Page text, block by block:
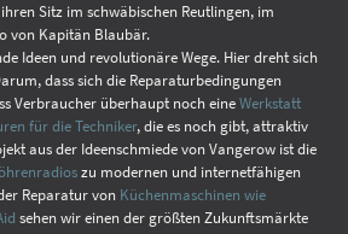
Sitz im schwäbischen Reutlingen, im
von Kapitän Blaubär.
Ideen und revolutionäre Wege. Hier dreht sich
dass sich die Reparaturbedingungen
Verbraucher überhaupt noch eineWerkstatt
für die Techniker, die es noch gibt, attraktiv
aus der Ideenschmiede von Vangerow ist die
zu modernen und internetfähigen
Reparatur von Küchenmaschinen wie
sehen wir einen der größten Zukunftsmärkte